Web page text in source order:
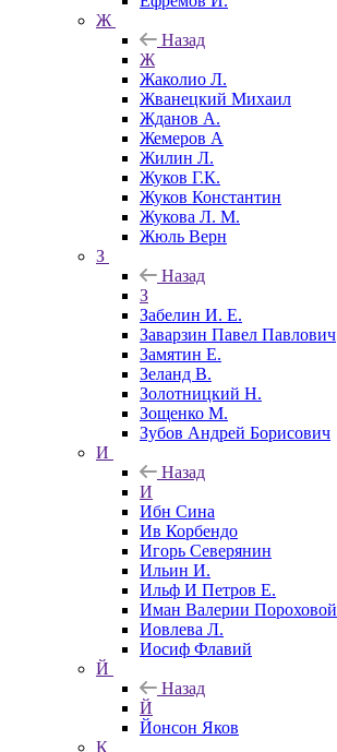
Ж
Назад
Ж
Жаколио Л.
Жванецкий Михаил
Жданов А.
Жемеров А
Жилин Л.
Жуков Г.К.
Жуков Константин
Жукова Л. М.
Жюль Верн
З
Назад
З
Забелин И. Е.
Заварзин Павел Павлович
Замятин Е.
Зеланд В.
Золотницкий Н.
Зощенко М.
Зубов Андрей Борисович
И
Назад
И
Ибн Сина
Ив Корбендо
Игорь Северянин
Ильин И.
Ильф И Петров Е.
Иман Валерии Пороховой
Иовлева Л.
Иосиф Флавий
Й
Назад
Й
Йонсон Яков
К